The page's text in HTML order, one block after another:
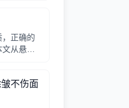
正确的
文从悬
不伤面